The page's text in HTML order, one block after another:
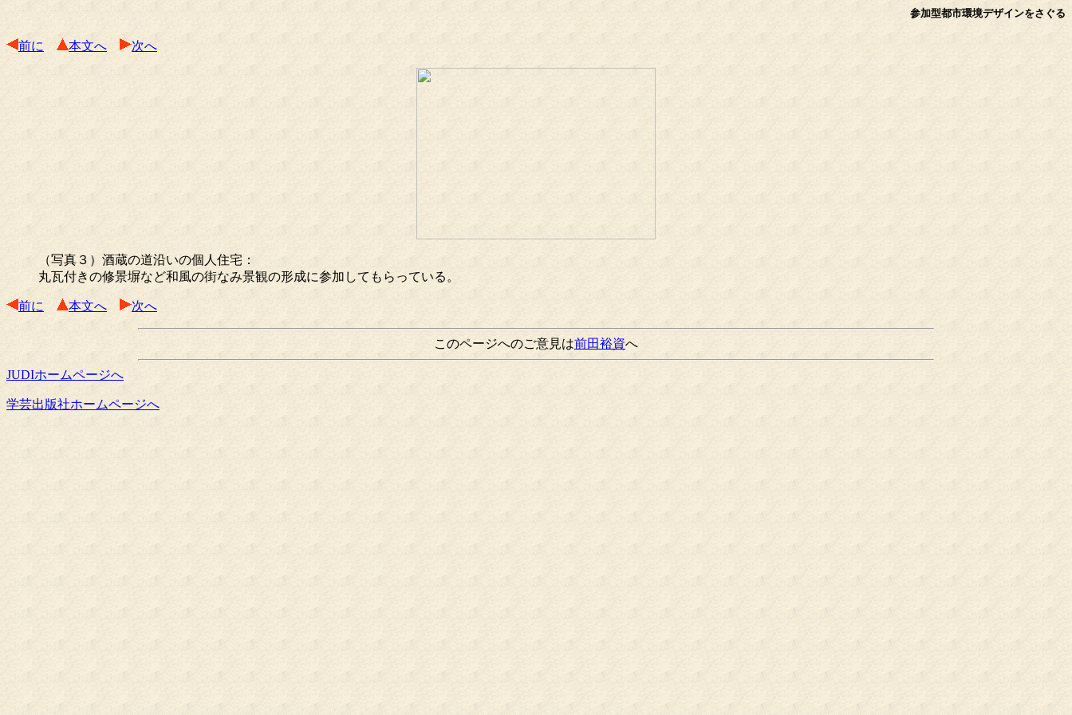
参加型都市環境デザインをさぐる
前に 本文へ 次へ
（写真３）酒蔵の道沿いの個人住宅：
丸瓦付きの修景塀など和風の街なみ景観の形成に参加してもらっている。
前に 本文へ 次へ
このページへのご意見は前田裕資へ
JUDIホームページへ
学芸出版社ホームページへ